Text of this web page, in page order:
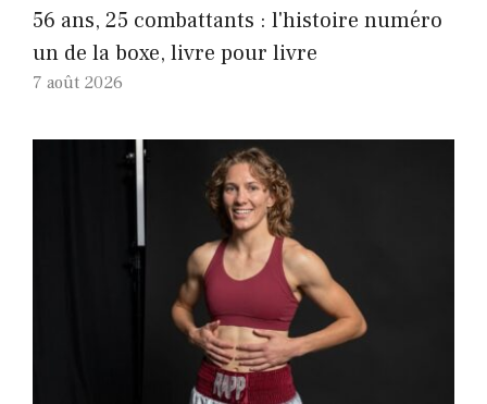
56 ans, 25 combattants : l'histoire numéro
un de la boxe, livre pour livre
7 août 2026